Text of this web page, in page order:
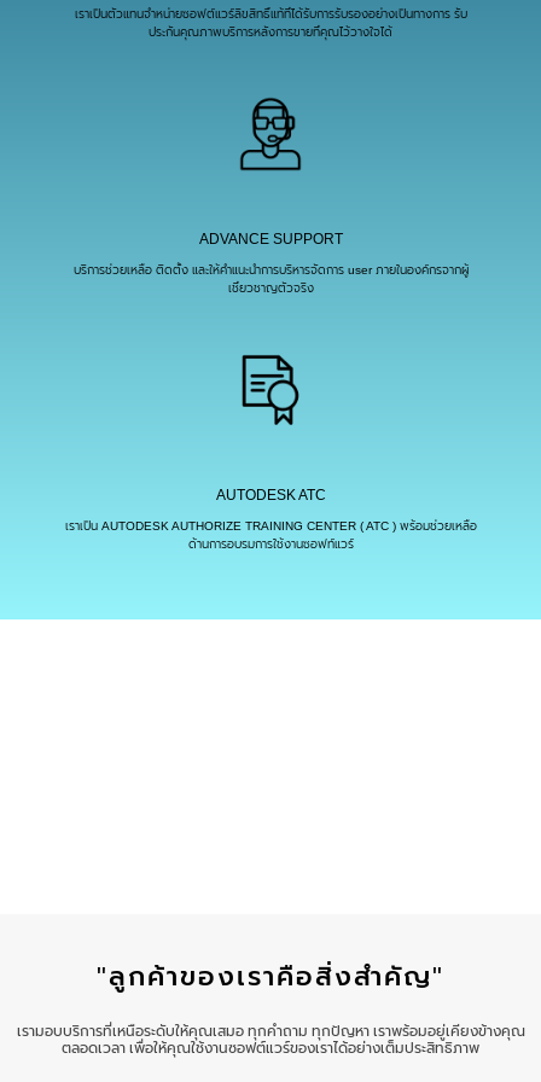
เราเป็นตัวแทนจำหน่ายซอฟต์แวร์ลิขสิทธิ์แท้ที่ได้รับการรับรองอย่างเป็นทางการ รับ
ประกันคุณภาพบริการหลังการขายที่คุณไว้วางใจได้
ADVANCE SUPPORT
บริการช่วยเหลือ ติดตั้ง และให้คําแนะนําการบริหารจัดการ user ภายในองค์กรจากผู้
เชี่ยวชาญตัวจริง
AUTODESK ATC
เราเป็น AUTODESK AUTHORIZE TRAINING CENTER ( ATC ) พร้อมช่วยเหลือ
ด้านการอบรมการใช้งานซอฟท์แวร์
"ลูกค้าของเราคือสิ่งสำคัญ"
เรามอบบริการที่เหนือระดับให้คุณเสมอ ทุกคำถาม ทุกปัญหา เราพร้อมอยู่เคียงข้างคุณ
ตลอดเวลา เพื่อให้คุณใช้งานซอฟต์แวร์ของเราได้อย่างเต็มประสิทธิภาพ